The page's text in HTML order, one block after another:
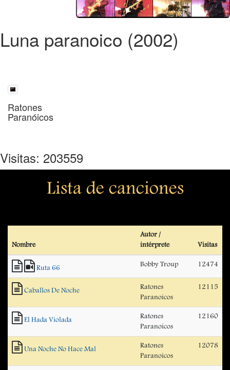
Luna paranoico (2002)
Ratones
Paranóicos
Visitas: 203559
Lista de canciones
Nombre
Autor /
intérprete
Visitas
Ruta 66 Bobby Troup 12474
Caballos De Noche
Ratones
Paranoicos
12115
El Hada Violada
Ratones
Paranoicos
12160
Una Noche No Hace Mal
Ratones
Paranoicos
12078